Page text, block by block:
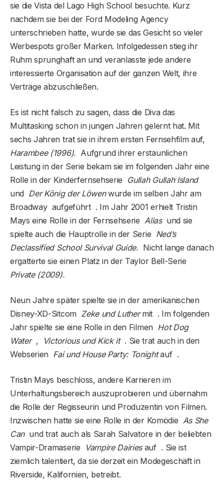
sie die Vista del Lago High School besuchte. Kurz
nachdem sie bei der Ford Modeling Agency
unterschrieben hatte, wurde sie das Gesicht so vieler
Werbespots großer Marken. Infolgedessen stieg ihr
Ruhm sprunghaft an und veranlasste jede andere
interessierte Organisation auf der ganzen Welt, ihre
Verträge abzuschließen.
Es ist nicht falsch zu sagen, dass die Diva das
Multitasking schon in jungen Jahren gelernt hat. Mit
sechs Jahren trat sie in ihrem ersten Fernsehfilm auf,
Harambee (1996). Aufgrund ihrer erstaunlichen
Leistung in der Serie bekam sie im folgenden Jahr eine
Rolle in der Kinderfernsehserie Gullah Gullah Island
und Der König der Löwenwurde im selben Jahr am
Broadway aufgeführt . Im Jahr 2001 erhielt Tristin
Mays eine Rolle in der FernsehserieAlias​​​​und sie
spielte auch die Hauptrolle in der Serie Ned’s
Declassified School Survival Guide. Nicht lange danach
ergatterte sie einen Platz in der Taylor Bell-Serie
Private (2009).
Neun Jahre später spielte sie in der amerikanischen
Disney-XD-Sitcom Zeke und Luthermit . Im folgenden
Jahr spielte sie eine Rolle in den Filmen Hot Dog
Water, Victorious und Kick it. Sie trat auch in den
Webserien Fai und House Party: Tonightauf .
Tristin Mays beschloss, andere Karrieren im
Unterhaltungsbereich auszuprobieren und übernahm
die Rolle der Regisseurin und Produzentin von Filmen.
Inzwischen hatte sie eine Rolle in der Komödie As She
Canund trat auch als Sarah Salvatore in der beliebten
Vampir-Dramaserie
Vampire Dairiesauf . Sie ist
ziemlich talentiert, da sie derzeit ein Modegeschäft in
Riverside, Kalifornien, betreibt.